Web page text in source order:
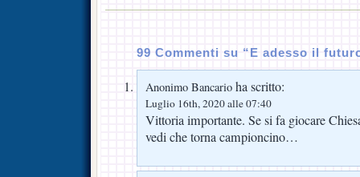
99 Commenti su “E adesso il
Anonimo Bancario ha scritto:
Luglio 16th, 2020 alle 07:40
Vittoria importante. Se si fa giocare
vedi che torna campioncino…